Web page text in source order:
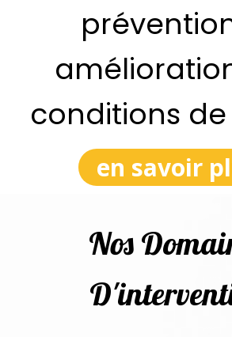
conditions
en savoir
Nos